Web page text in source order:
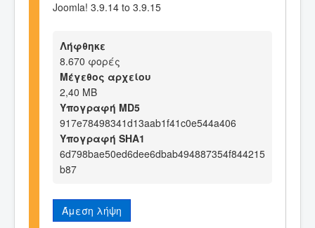
Joomla! 3.9.14 to 3.9.15
Λήφθηκε
8.670 φορές
Μέγεθος αρχείου
2,40 MB
Υπογραφή MD5
917e78498341d13aab1f41c0e544a406
Υπογραφή SHA1
6d798bae50ed6dee6dbab494887354f844215
b87
Άμεση λήψη